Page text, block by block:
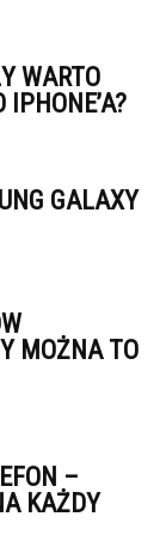
WARTO
IPHONE’A?
GALAXY
MOŻNA TO
–
KAŻDY